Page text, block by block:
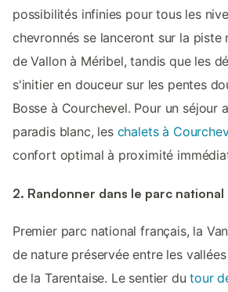
possibilités infinies pour tous les
chevronnés se lanceront sur la piste
de Vallon à Méribel, tandis que les
s'initier en douceur sur les pentes
Bosse à Courchevel. Pour un séjour
paradis blanc, les chalets à
confort optimal à proximité
2. Randonner dans le parc national
Premier parc national français, la
de nature préservée entre les
de la Tarentaise. Le sentier dutour